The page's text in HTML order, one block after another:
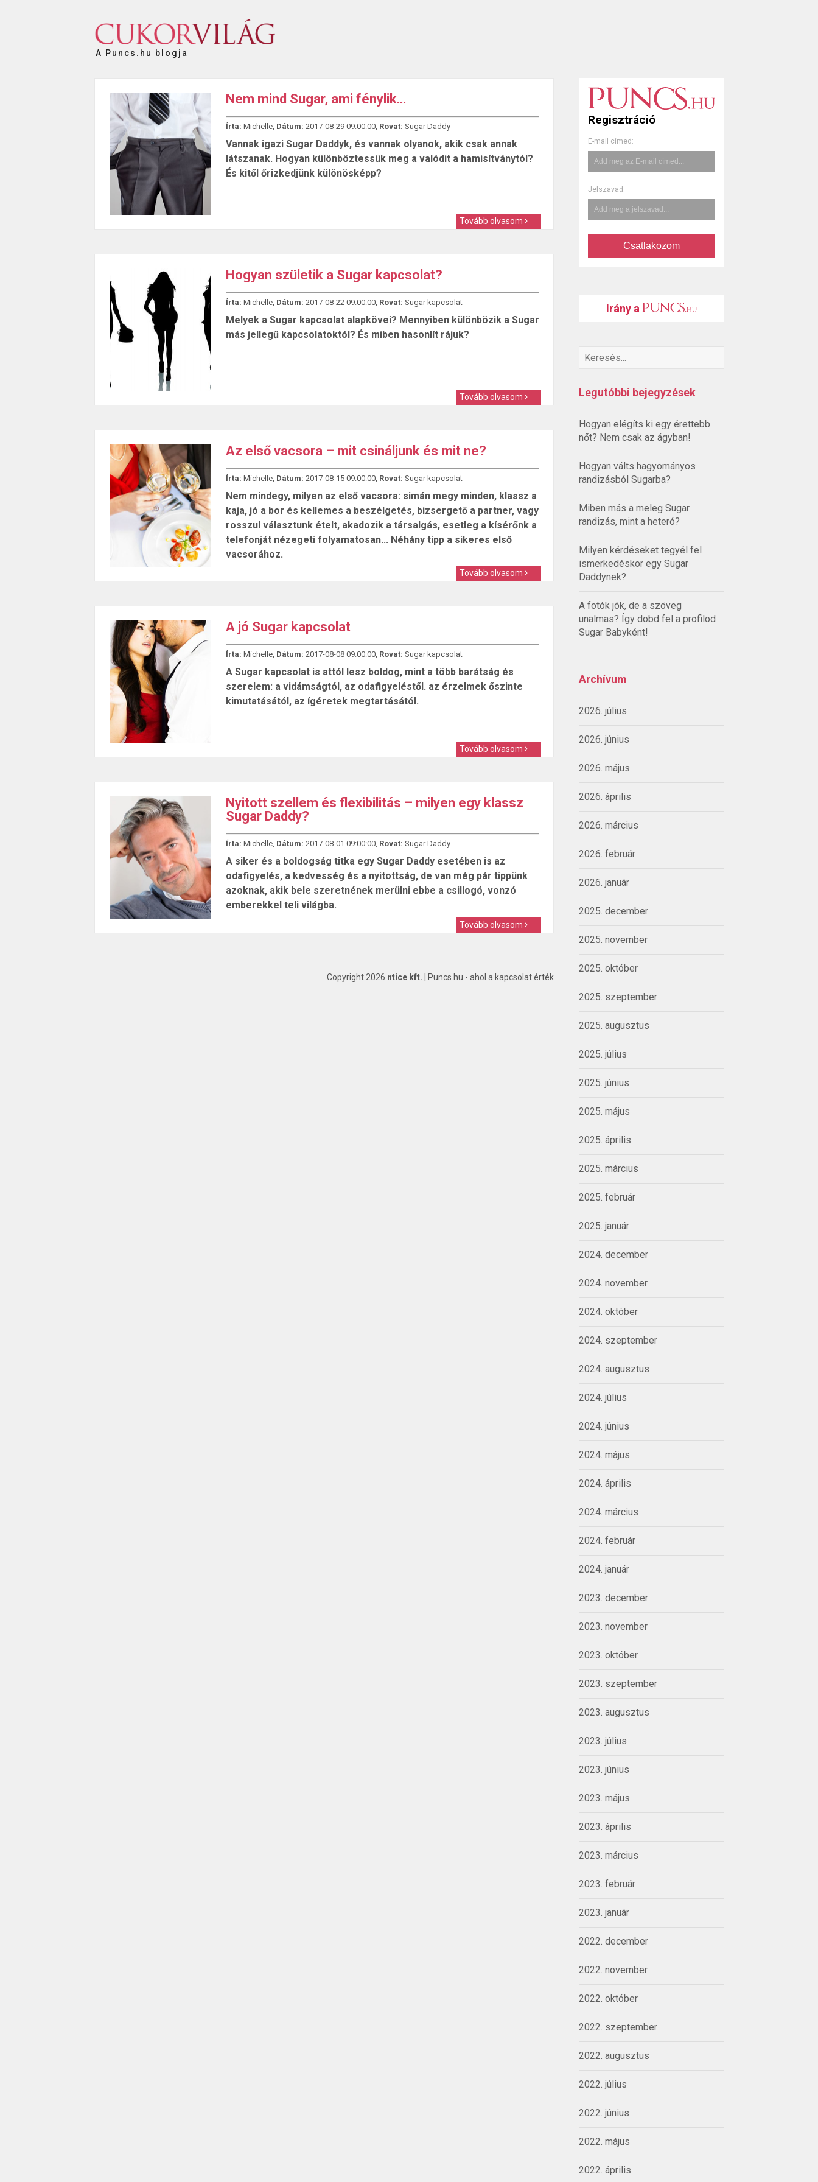
Regisztráció
E-mail címed:
Jelszavad:
Csatlakozom
Irány a
Legutóbbi bejegyzések
Hogyan elégíts ki egy érettebb
nőt? Nem csak az ágyban!
Hogyan válts hagyományos
randizásból Sugarba?
Miben más a meleg Sugar
randizás, mint a heteró?
Milyen kérdéseket tegyél fel
ismerkedéskor egy Sugar
Daddynek?
A fotók jók, de a szöveg
unalmas? Így dobd fel a profilod
Sugar Babyként!
Archívum
2026. július
2026. június
2026. május
2026. április
2026. március
2026. február
2026. január
2025. december
2025. november
2025. október
2025. szeptember
2025. augusztus
2025. július
2025. június
2025. május
2025. április
2025. március
2025. február
2025. január
2024. december
2024. november
2024. október
2024. szeptember
2024. augusztus
2024. július
2024. június
2024. május
2024. április
2024. március
2024. február
2024. január
2023. december
2023. november
2023. október
2023. szeptember
2023. augusztus
2023. július
2023. június
2023. május
2023. április
2023. március
2023. február
2023. január
2022. december
2022. november
2022. október
2022. szeptember
2022. augusztus
2022. július
2022. június
2022. május
2022. április
A Puncs.hu blogja
Nem mind Sugar, ami fénylik…
Írta: Michelle, Dátum: 2017-08-29 09:00:00, Rovat: Sugar Daddy
Vannak igazi Sugar Daddyk, és vannak olyanok, akik csak annak
látszanak. Hogyan különböztessük meg a valódit a hamisítványtól?
És kitől őrizkedjünk különösképp?
Tovább olvasom
Hogyan születik a Sugar kapcsolat?
Írta: Michelle, Dátum: 2017-08-22 09:00:00, Rovat: Sugar kapcsolat
Melyek a Sugar kapcsolat alapkövei? Mennyiben különbözik a Sugar
más jellegű kapcsolatoktól? És miben hasonlít rájuk?
Tovább olvasom
Az első vacsora – mit csináljunk és mit ne?
Írta: Michelle, Dátum: 2017-08-15 09:00:00, Rovat: Sugar kapcsolat
Nem mindegy, milyen az első vacsora: simán megy minden, klassz a
kaja, jó a bor és kellemes a beszélgetés, bizsergető a partner, vagy
rosszul választunk ételt, akadozik a társalgás, esetleg a kísérőnk a
telefonját nézegeti folyamatosan... Néhány tipp a sikeres első
vacsorához.
Tovább olvasom
A jó Sugar kapcsolat
Írta: Michelle, Dátum: 2017-08-08 09:00:00, Rovat: Sugar kapcsolat
A Sugar kapcsolat is attól lesz boldog, mint a több barátság és
szerelem: a vidámságtól, az odafigyeléstől. az érzelmek őszinte
kimutatásától, az ígéretek megtartásától.
Tovább olvasom
Nyitott szellem és flexibilitás – milyen egy klassz
Sugar Daddy?
Írta: Michelle, Dátum: 2017-08-01 09:00:00, Rovat: Sugar Daddy
A siker és a boldogság titka egy Sugar Daddy esetében is az
odafigyelés, a kedvesség és a nyitottság, de van még pár tippünk
azoknak, akik bele szeretnének merülni ebbe a csillogó, vonzó
emberekkel teli világba.
Tovább olvasom
Copyright 2026 ntice kft. Puncs.hu - ahol a kapcsolat érték